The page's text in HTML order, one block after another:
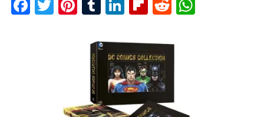
Facebook
Twitter
Pinterest
Tumblr
LinkedIn
Flipboard
Reddit